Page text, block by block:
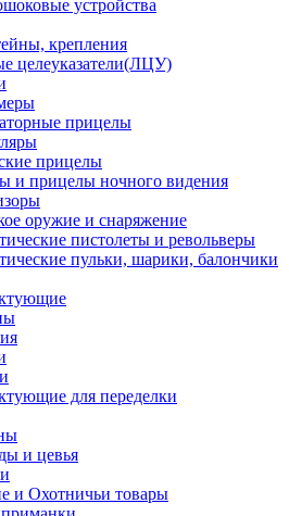
устройства
крепления
целеуказатели(ЛЦУ)
прицелы
прицелы
и прицелы ночного видения
оружие и снаряжение
пистолеты и револьверы
пульки, шарики, балончики
для переделки
и цевья
и Охотничьи товары